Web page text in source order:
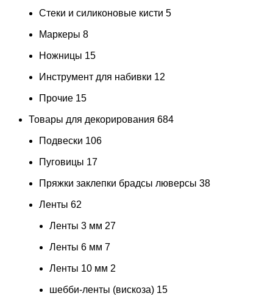
Стеки и силиконовые кисти 5
Маркеры 8
Ножницы 15
Инструмент для набивки 12
Прочие 15
Товары для декорирования 684
Подвески 106
Пуговицы 17
Пряжки заклепки брадсы люверсы 38
Ленты 62
Ленты 3 мм 27
Ленты 6 мм 7
Ленты 10 мм 2
шебби-ленты (вискоза) 15